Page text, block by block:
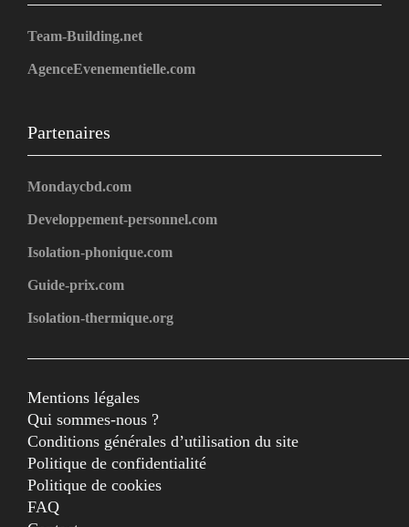
Team-Building.net
AgenceEvenementielle.com
Partenaires
Mondaycbd.com
Developpement-personnel.com
Isolation-phonique.com
Guide-prix.com
Isolation-thermique.org
Mentions légales
Qui sommes-nous ?
Conditions générales d’utilisation du site
Politique de confidentialité
Politique de cookies
FAQ